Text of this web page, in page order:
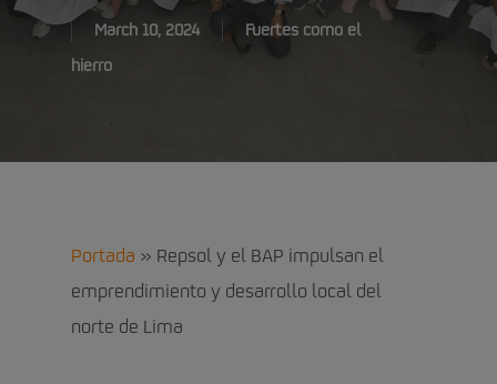
March 10, 2024
Fuertes como el
hierro
Portada » Repsol y el BAP impulsan el
emprendimiento y desarrollo local del
norte de Lima